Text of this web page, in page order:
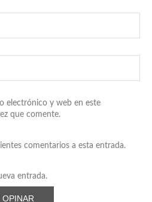
electrónico y web en este
que comente.
comentarios a esta entrada.
entrada.